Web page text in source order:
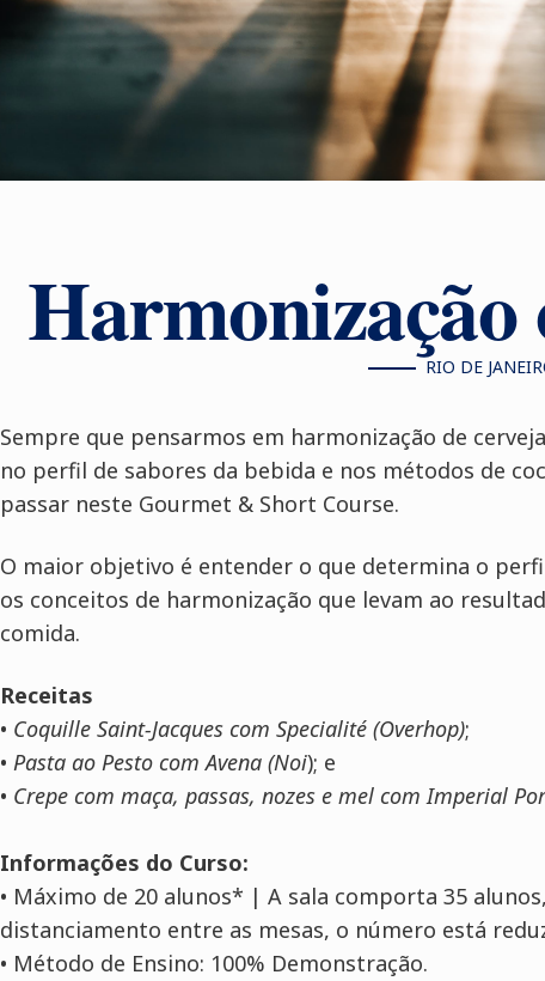
Harmonização
RIO DE
Sempre que pensarmos em harmonização de
no perfil de sabores da bebida e nos métodos de
passar neste Gourmet & Short Course.
O maior objetivo é entender o que determina o
os conceitos de harmonização que levam ao
comida.
Receitas
• CoquilleSaint-Jacques com Specialité(Overhop);
• Pasta ao Pestocom Avena (Noi); e
• Crepe com maça, passas, nozes e mel com Imperial
Informações do Curso:
• Máximo de 20 alunos* | A sala comporta 35
distanciamento entre as mesas, o número está
• Método de Ensino: 100% Demonstração.